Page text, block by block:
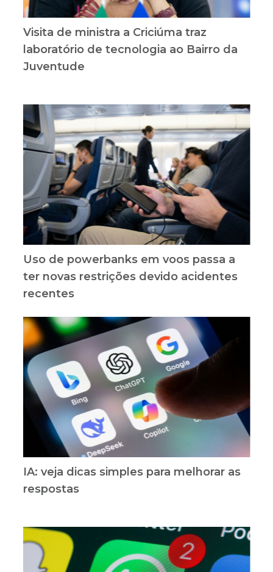
Visita de ministra a Criciúma traz
laboratório de tecnologia ao Bairro da
Juventude
Uso de powerbanks em voos passa a
ter novas restrições devido acidentes
recentes
IA: veja dicas simples para melhorar as
respostas